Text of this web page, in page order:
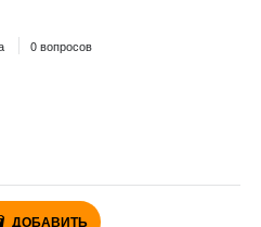
0 вопросов
ДОБАВИТЬ